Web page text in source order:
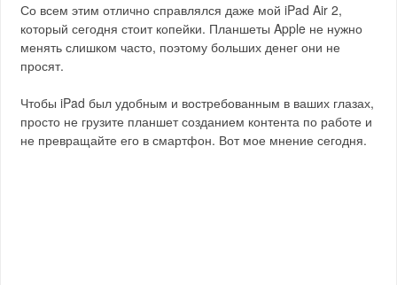
Со всем этим отлично справлялся даже мой iPad Air 2,
который сегодня стоит копейки. Планшеты Apple не нужно
менять слишком часто, поэтому больших денег они не
просят.
Чтобы iPad был удобным и востребованным в ваших глазах,
просто не грузите планшет созданием контента по работе и
не превращайте его в смартфон. Вот мое мнение сегодня.